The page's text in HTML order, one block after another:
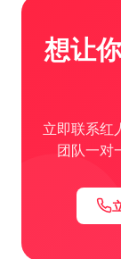
想让
立即联系红
团队一对